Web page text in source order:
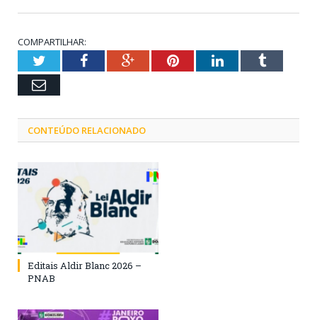
COMPARTILHAR:
TwitterFacebookGoogle+PinterestLinkedInTumblr
Email
CONTEÚDO RELACIONADO
Editais Aldir Blanc 2026 –
PNAB